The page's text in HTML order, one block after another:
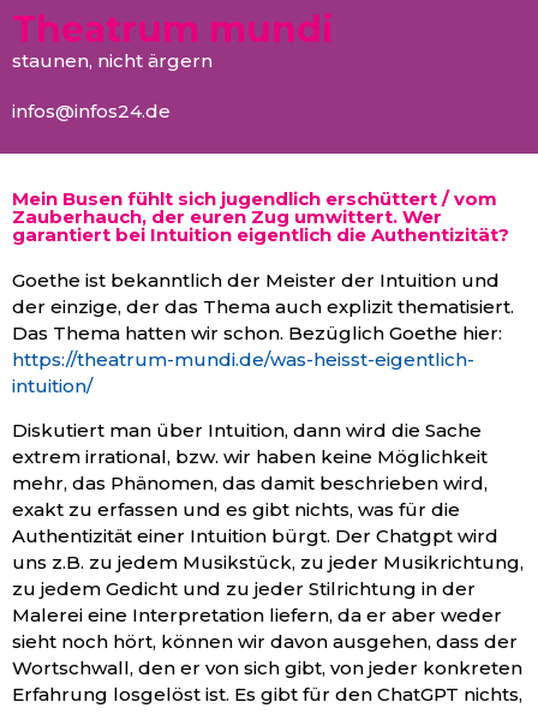
Theatrum mundi
staunen, nicht ärgern
infos@infos24.de
Mein Busen fühlt sich jugendlich erschüttert / vom
Zauberhauch, der euren Zug umwittert. Wer
garantiert bei Intuition eigentlich die Authentizität?
Goethe ist bekanntlich der Meister der Intuition und
der einzige, der das Thema auch explizit thematisiert.
Das Thema hatten wir schon. Bezüglich Goethe hier:
https://theatrum-mundi.de/was-heisst-eigentlich-
intuition/
Diskutiert man über Intuition, dann wird die Sache
extrem irrational, bzw. wir haben keine Möglichkeit
mehr, das Phänomen, das damit beschrieben wird,
exakt zu erfassen und es gibt nichts, was für die
Authentizität einer Intuition bürgt. Der Chatgpt wird
uns z.B. zu jedem Musikstück, zu jeder Musikrichtung,
zu jedem Gedicht und zu jeder Stilrichtung in der
Malerei eine Interpretation liefern, da er aber weder
sieht noch hört, können wir davon ausgehen, dass der
Wortschwall, den er von sich gibt, von jeder konkreten
Erfahrung losgelöst ist. Es gibt für den ChatGPT nichts,